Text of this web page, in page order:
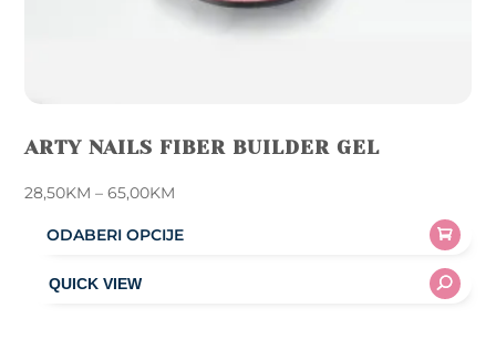
ARTY NAILS FIBER BUILDER GEL
28,50KM – 65,00KM
ODABERI OPCIJE
product